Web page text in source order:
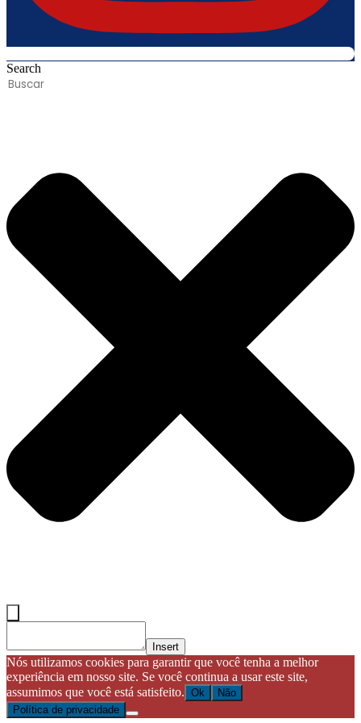
Search
Insert
Nós utilizamos cookies para garantir que você tenha a melhor
experiência em nosso site. Se você continua a usar este site,
assumimos que você está satisfeito. Ok
Não
Política de privacidade